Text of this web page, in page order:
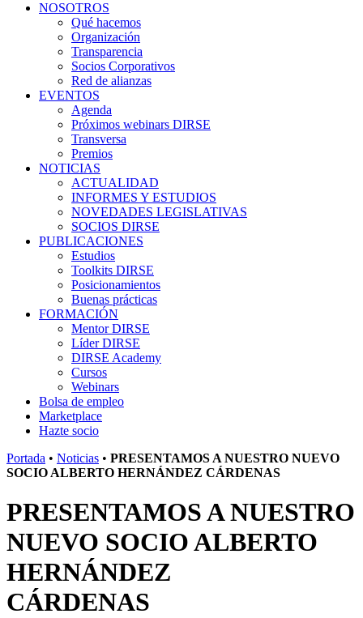
NOSOTROS
Qué hacemos
Organización
Transparencia
Socios Corporativos
Red de alianzas
EVENTOS
Agenda
Próximos webinars DIRSE
Transversa
Premios
NOTICIAS
ACTUALIDAD
INFORMES Y ESTUDIOS
NOVEDADES LEGISLATIVAS
SOCIOS DIRSE
PUBLICACIONES
Estudios
Toolkits DIRSE
Posicionamientos
Buenas prácticas
FORMACIÓN
Mentor DIRSE
Líder DIRSE
DIRSE Academy
Cursos
Webinars
Bolsa de empleo
Marketplace
Hazte socio
Portada • Noticias • PRESENTAMOS A NUESTRO NUEVO
SOCIO ALBERTO HERNÁNDEZ CÁRDENAS
PRESENTAMOS A NUESTRO
NUEVO SOCIO ALBERTO
HERNÁNDEZ
CÁRDENAS